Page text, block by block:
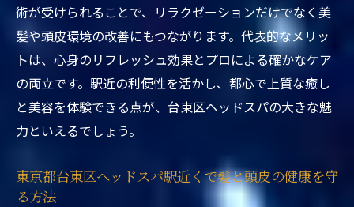
東京都台東区ヘッドスパ駅近くは忙しい女
性に最適な理由
東京都台東区ヘッドスパ駅近くで短時間リ
フレッシュ体験
東京都台東区ヘッドスパ駅近くの予約のし
やすさと利便性
東京都台東区ヘッドスパ駅近くで忙しい
術が受けられることで、リラクゼーションだけでなく美
髪や頭皮環境の改善にもつながります。代表的なメリッ
トは、心身のリフレッシュ効果とプロによる確かなケア
の両立です。駅近の利便性を活かし、都心で上質な癒し
と美容を体験できる点が、台東区ヘッドスパの大きな魅
力といえるでしょう。
東京都台東区ヘッドスパ駅近くで髪と頭皮の健康を守
る方法